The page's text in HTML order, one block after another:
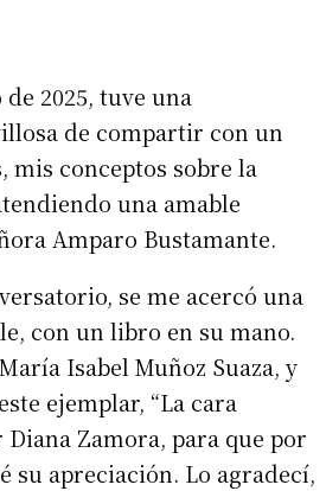
2025, tuve una
de compartir con un
mis conceptos sobre la
una amable
Amparo Bustamante.
se me acercó una
con un libro en su mano.
Isabel Muñoz Suaza, y
ejemplar, “La cara
Diana Zamora, para que por
su apreciación. Lo agradecí,